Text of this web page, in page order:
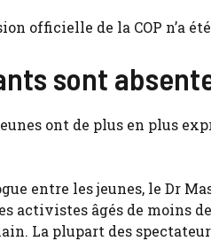
officielle de la COP n’a
sont
jeunes ont de plus en plus
entre les jeunes, le Dr
activistes âgés de moins
La plupart des